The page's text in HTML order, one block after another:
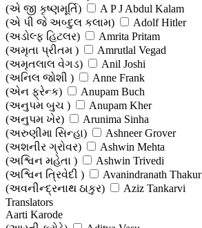
(એ જી કૃષ્ણમૂર્તિ)
A P J Abdul Kalam
(એ પી જે અબ્દુલ કલામ)
Adolf Hitler
(અડોલ્ફ હિટલર)
Amrita Pritam
(અમૃતા પ્રીતમ )
Amrutlal Vegad
(અમૃતલાલ વેગડ)
Anil Joshi
(અનિલ જોશી )
Anne Frank
(એન ફ્રેન્ક)
Anupam Buch
(અનુપમ બુચ )
Anupam Kher
(અનુપમ ખેર)
Arunima Sinha
(અરુણીમા સિન્હા)
Ashneer Grover
(અશનીર ગ્રોવર)
Ashwin Mehta
(અશ્વિન મહેતા )
Ashwin Trivedi
(અશ્વિન ત્રિવેદી )
Avanindranath Thakur
(અવનીન્દ્રનાથ ઠાકુર)
Aziz Tankarvi
(અઝીઝ ટંકારવી)
(બાબાસાહેબ આંબેડકર (ડો.))
Translators
Aarti Karode